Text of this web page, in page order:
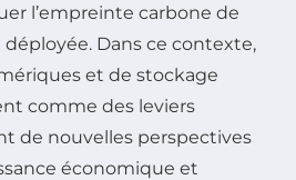
l’empreinte carbone de
Dans ce contexte,
et de stockage
comme des leviers
de nouvelles perspectives
économique et